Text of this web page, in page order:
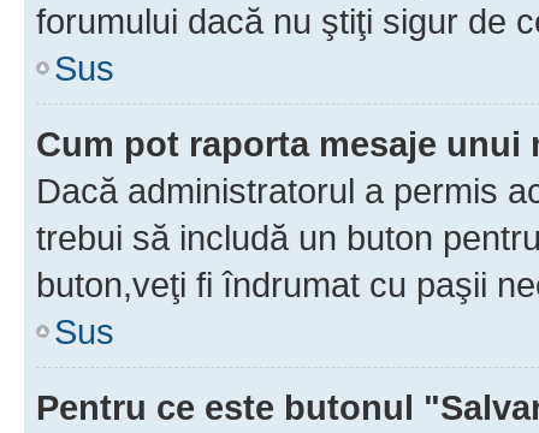
forumului dacă nu ştiţi sigur de
Sus
Cum pot raporta mesaje unui
Dacă administratorul a permis
trebui să includă un buton
buton,veţi fi îndrumat cu paşii
Sus
Pentru ce este butonul